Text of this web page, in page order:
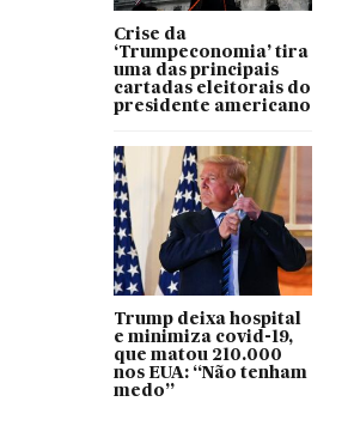
Crise da
‘Trumpeconomia’ tira
uma das principais
cartadas eleitorais do
presidente americano
Trump deixa hospital
e minimiza covid-19,
que matou 210.000
nos EUA: “Não tenham
medo”